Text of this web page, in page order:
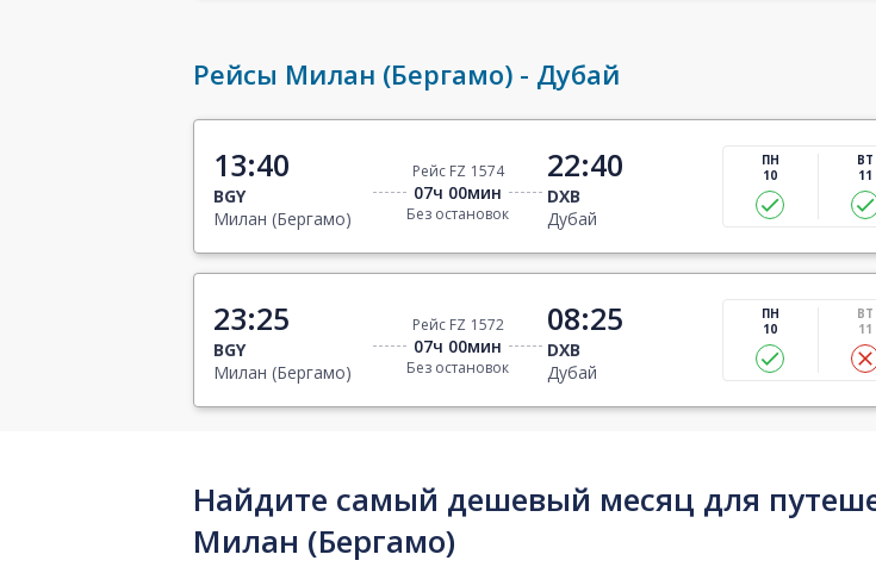
Рейсы Милан (Бергамо) - Дубай
13:40
BGY
Милан (Бергамо)
Рейс FZ 1574
07ч 00мин
Без остановок
22:40
DXB
Дубай
ПН
10
ВТ
11
23:25
BGY
Милан (Бергамо)
Рейс FZ 1572
07ч 00мин
Без остановок
08:25
DXB
Дубай
ПН
10
ВТ
11
Найдите самый дешевый месяц для
Милан (Бергамо)